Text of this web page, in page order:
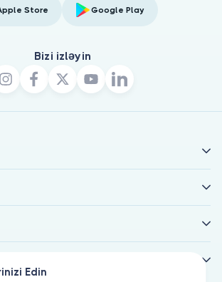
Edin
Store Google Play
Bizi izləyin